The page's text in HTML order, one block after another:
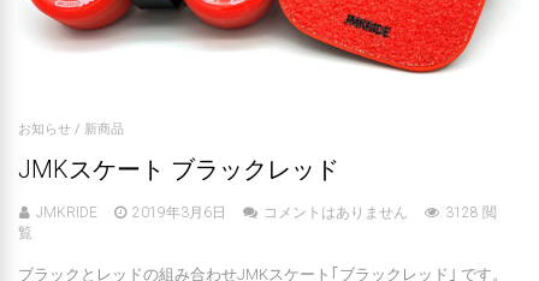
お知らせ / 新商品
JMKスケート ブラックレッド
JMKRIDE 2019年3月6日 コメントはありません
3128 閲
覧
ブラックとレッドの組み合わせJMKスケート｢ブラックレッド｣ です。